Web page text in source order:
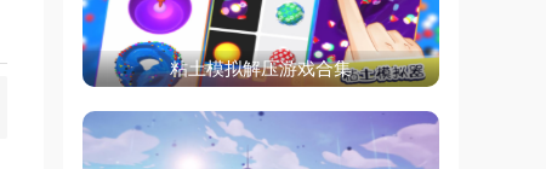
粘土模拟解压游戏合集